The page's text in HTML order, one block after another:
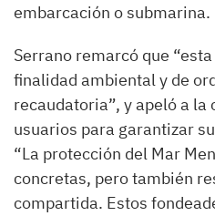
embarcación o submarina.
Serrano remarcó que
finalidad ambiental y de
recaudatoria”, y apeló a la
usuarios para garantizar
“La protección del Mar
concretas, pero también
compartida. Estos